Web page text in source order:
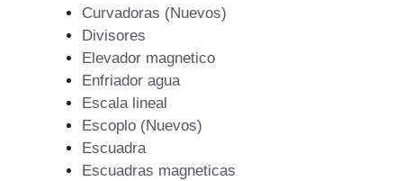
Curvadoras (Nuevos)
Divisores
Elevador magnetico
Enfriador agua
Escala lineal
Escoplo (Nuevos)
Escuadra
Escuadras magneticas